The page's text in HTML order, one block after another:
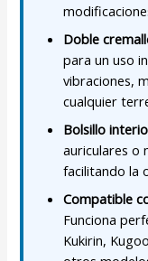
Doble
para un uso
vibraciones,
cualquier
Bolsillo
auriculares o
facilitando la
Compatible
Funciona
Kukirin,